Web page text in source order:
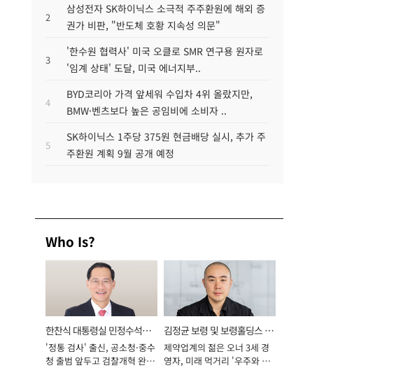
2
삼성전자 SK하이닉스 소극적 주주환원에 해외 증
권가 비판, "반도체 호황 지속성 의문"
3
'한수원 협력사' 미국 오클로 SMR 연구용 원자로
'임계 상태' 도달, 미국 에너지부..
4
BYD코리아 가격 앞세워 수입차 4위 올랐지만,
BMW·벤츠보다 높은 공임비에 소비자 ..
5
SK하이닉스 1주당 375원 현금배당 실시, 추가 주
주환원 계획 9월 공개 예정
Who Is?
한찬식 대통령실 민정수석비
서관
'정통 검사' 출신, 공소청·중수
청 출범 앞두고 검찰개혁 완수
김정균 보령 및 보령홀딩스 대
표이사 사장
제약업계의 젊은 오너 3세 경
영자, 미래 먹거리 '우주와 헬